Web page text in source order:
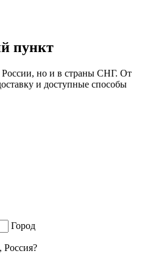
пункт
России, но и в страны СНГ. От
и доступные способы
Город
Россия?